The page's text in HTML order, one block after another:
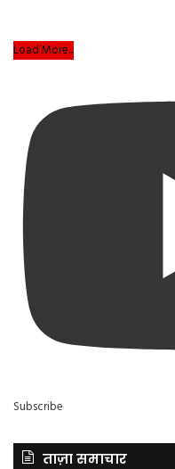
Load More...
Subscribe
ताज़ा समाचार